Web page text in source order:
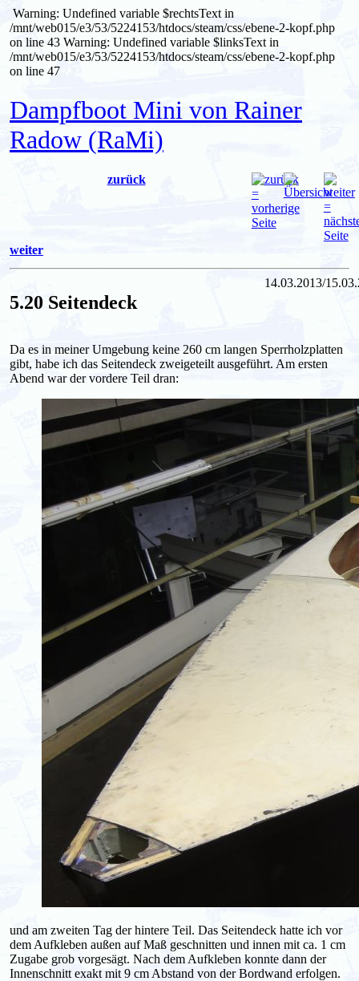
Warning: Undefined variable $rechtsText in
/mnt/web015/e3/53/5224153/htdocs/steam/css/ebene-2-kopf.php
on line 43 Warning: Undefined variable $linksText in
/mnt/web015/e3/53/5224153/htdocs/steam/css/ebene-2-kopf.php
on line 47
Dampfboot Mini von Rainer
Radow (RaMi)
zurück
weiter
5.20 Seitendeck
14.03.2013/
Da es in meiner Umgebung keine 260 cm langen Sperrholzplatten
gibt, habe ich das Seitendeck zweigeteilt ausgeführt. Am ersten
Abend war der vordere Teil dran:
und am zweiten Tag der hintere Teil. Das Seitendeck hatte ich vor
dem Aufkleben außen auf Maß geschnitten und innen mit ca. 1 cm
Zugabe grob vorgesägt. Nach dem Aufkleben konnte dann der
Innenschnitt exakt mit 9 cm Abstand von der Bordwand erfolgen.